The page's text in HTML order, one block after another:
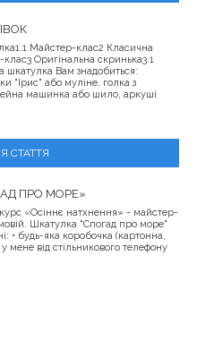
Майстер-клас2 Класична
Оригінальна скринька3.1
шкатулка Вам знадобиться:
"Ірис" або муліне, голка з
машинка або шило, аркуші
СТАТТЯ
ПРО МОРЕ»
«Осіннє натхнення» - майстер-
Шкатулка "Спогад про море"
• будь-яка коробочка (картонна,
мене від стільникового телефону